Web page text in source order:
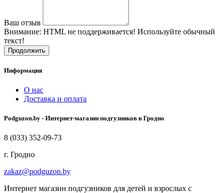
Ваш отзыв
Внимание: HTML не поддерживается! Используйте обычный
текст!
Продолжить
Информация
О нас
Доставка и оплата
Podguzon.by - Интернет-магазин подгузников в Гродно
8 (033) 352-09-73
г. Гродно
zakaz@podguzon.by
Интернет магазин подгузников для детей и взрослых с